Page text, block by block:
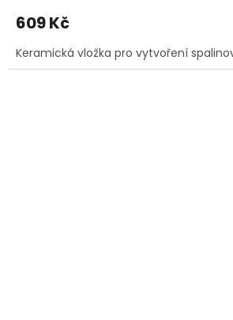
609 Kč
Keramická vložka pro vytvoření